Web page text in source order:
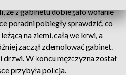
że z gabinetu dobiegało wołanie
poradni pobiegły sprawdzić, co
na ziemi, całą we krwi, a
zaczął zdemolować gabinet.
drzwi. W końcu mężczyzna został
przybyła policja.